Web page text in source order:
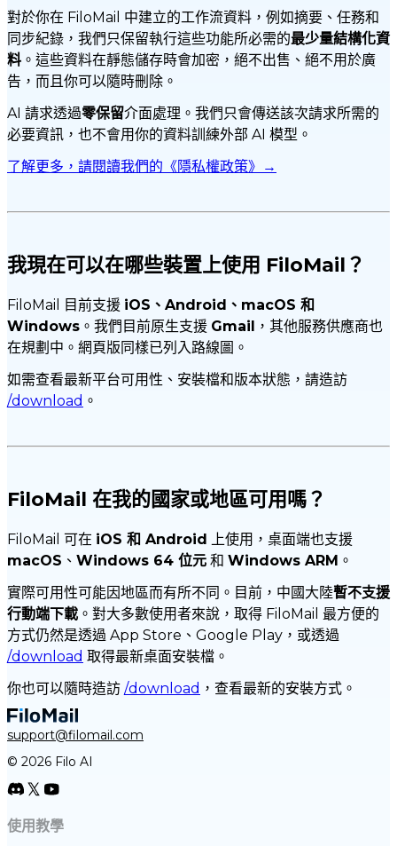
對於你在 FiloMail 中建立的工作流資料，例如摘要、任務和
同步紀錄，我們只保留執行這些功能所必需的最少量結構化資
料 。這些資料在靜態儲存時會加密，絕不出售、絕不用於廣
告，而且你可以隨時刪除。
AI 請求透過零保留介面處理。我們只會傳送該次請求所需的
必要資訊，也不會用你的資料訓練外部 AI 模型。
了解更多，請閱讀我們的《隱私權政策》→
我現在可以在哪些裝置上使用 FiloMail？
FiloMail 目前支援 iOS、Android、macOS 和
Windows 。我們目前原生支援 Gmail ，其他服務供應商也
在規劃中。網頁版同樣已列入路線圖。
如需查看最新平台可用性、安裝檔和版本狀態，請造訪
/download 。
FiloMail 在我的國家或地區可用嗎？
FiloMail 可在 iOS 和 Android 上使用，桌面端也支援
macOS 、 Windows 64 位元 和 Windows ARM 。
實際可用性可能因地區而有所不同。目前，中國大陸暫不支援
行動端下載 。對大多數使用者來說，取得 FiloMail 最方便的
方式仍然是透過 App Store、Google Play，或透過
/download 取得最新桌面安裝檔。
你也可以隨時造訪 /download ，查看最新的安裝方式。
support@filomail.com
© 2026 Filo AI
使用教學